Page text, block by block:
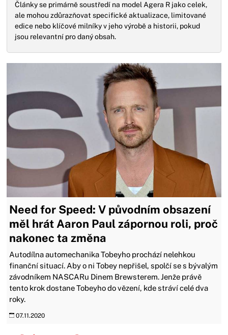
Články se primárně soustředí na model Agera R jako celek,
ale mohou zdůrazňovat specifické aktualizace, limitované
edice nebo klíčové milníky v jeho výrobě a historii, pokud
jsou relevantní pro daný obsah.
Need for Speed: V původním obsazení
měl hrát Aaron Paul zápornou roli, proč
nakonec ta změna
Autodílna automechanika Tobeyho prochází nelehkou
finanční situací. Aby o ni Tobey nepřišel, spolčí se s bývalým
závodníkem NASCARu Dinem Brewsterem. Jenže právě
tento krok dostane Tobeyho do vězení, kde stráví celé dva
roky.
07.11.2020